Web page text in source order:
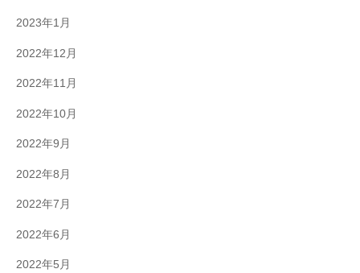
2023年1月
2022年12月
2022年11月
2022年10月
2022年9月
2022年8月
2022年7月
2022年6月
2022年5月